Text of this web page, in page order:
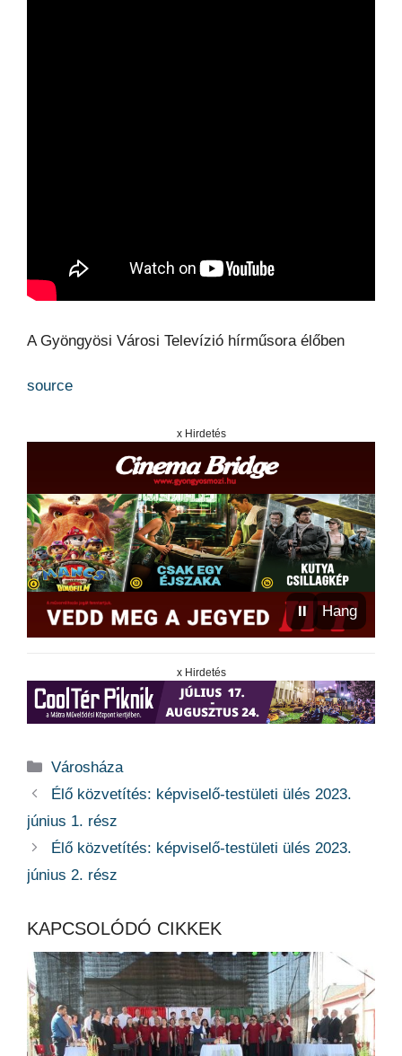
A Gyöngyösi Városi Televízió hírműsora élőben
source
x Hirdetés
⏸ Hang
x Hirdetés
Kategória
Városháza
Élő közvetítés: képviselő-testületi ülés 2023.
június 1. rész
Élő közvetítés: képviselő-testületi ülés 2023.
június 2. rész
KAPCSOLÓDÓ CIKKEK